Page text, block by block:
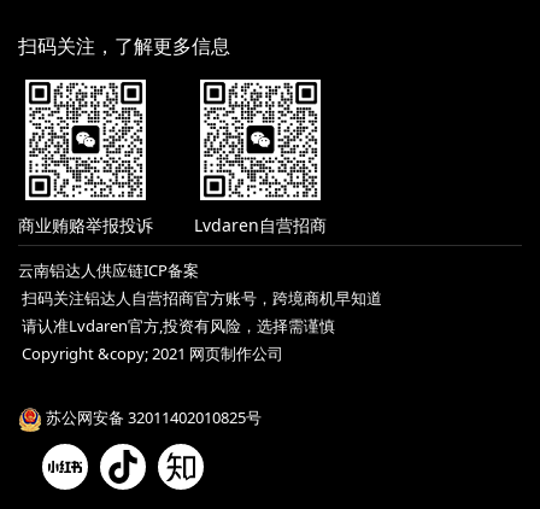
扫码关注，了解更多信息
商业贿赂举报投诉 Lvdaren自营招商
云南铝达人供应链ICP备案
扫码关注铝达人自营招商官方账号，跨境商机早知道
请认准Lvdaren官方,投资有风险，选择需谨慎
Copyright &copy; 2021 网页制作公司
苏公网安备 32011402010825号